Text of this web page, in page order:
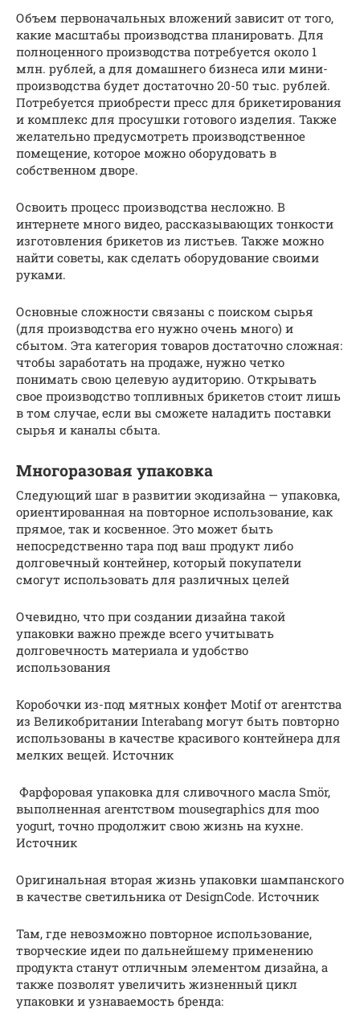
Объем первоначальных вложений зависит от того,
какие масштабы производства планировать. Для
полноценного производства потребуется около 1
млн. рублей, а для домашнего бизнеса или мини-
производства будет достаточно 20-50 тыс. рублей.
Потребуется приобрести пресс для брикетирования
и комплекс для просушки готового изделия. Также
желательно предусмотреть производственное
помещение, которое можно оборудовать в
собственном дворе.
Освоить процесс производства несложно. В
интернете много видео, рассказывающих тонкости
изготовления брикетов из листьев. Также можно
найти советы, как сделать оборудование своими
руками.
Основные сложности связаны с поиском сырья
(для производства его нужно очень много) и
сбытом. Эта категория товаров достаточно сложная:
чтобы заработать на продаже, нужно четко
понимать свою целевую аудиторию. Открывать
свое производство топливных брикетов стоит лишь
в том случае, если вы сможете наладить поставки
сырья и каналы сбыта.
Многоразовая упаковка
Следующий шаг в развитии экодизайна — упаковка,
ориентированная на повторное использование, как
прямое, так и косвенное. Это может быть
непосредственно тара под ваш продукт либо
долговечный контейнер, который покупатели
смогут использовать для различных целей
Очевидно, что при создании дизайна такой
упаковки важно прежде всего учитывать
долговечность материала и удобство
использования
Коробочки из-под мятных конфет Motif от агентства
из Великобритании Interabang могут быть повторно
использованы в качестве красивого контейнера для
мелких вещей. Источник
Фарфоровая упаковка для сливочного масла Smör,
выполненная агентством mousegraphics для moo
yogurt, точно продолжит свою жизнь на кухне.
Источник
Оригинальная вторая жизнь упаковки шампанского
в качестве светильника от DesignCode. Источник
Там, где невозможно повторное использование,
творческие идеи по дальнейшему применению
продукта станут отличным элементом дизайна, а
также позволят увеличить жизненный цикл
упаковки и узнаваемость бренда: